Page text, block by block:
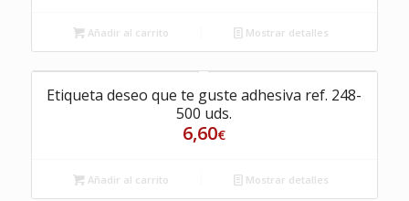
Añadir al carrito Mostrar detalles
Etiqueta deseo que te guste adhesiva ref. 248-
500 uds.
6,60€
Añadir al carrito Mostrar detalles